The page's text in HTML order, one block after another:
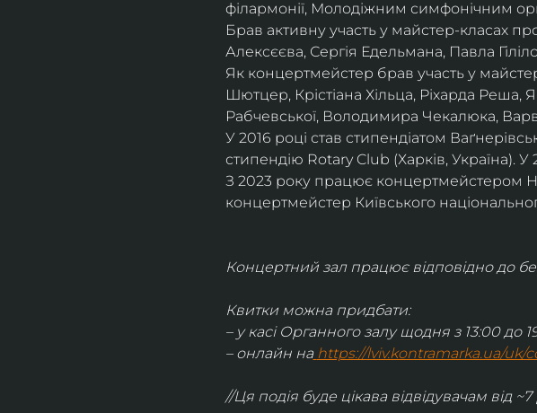
філармонії, Молодіжним симфонічним
Брав активну участь у майстер-класах
Алексєєва, Сергія Едельмана, Павла
Як концертмейстер брав участь у
Шютцер, Крістіана Хільца, Ріхарда
Рабчевської, Володимира Чекалюка,
У 2016 році став стипендіатом
стипендію Rotary Club (Харків, Україна).
З 2023 року працює концертмейстером
концертмейстер Київського
Концертний зал працює відповідно до
Квитки можна придбати:
– у касі Органного залу щодня з 13:00 до
– онлайн на https://lviv.kontramarka.ua/uk/
//Ця подія буде цікава відвідувачам від ~7